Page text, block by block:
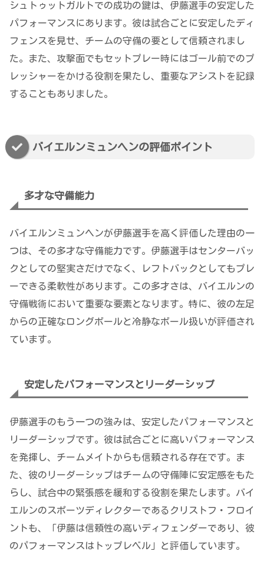
シュトゥットガルトでの成功の鍵は、伊藤選手の安定した
パフォーマンスにあります。彼は試合ごとに安定したディ
フェンスを見せ、チームの守備の要として信頼されまし
た。また、攻撃面でもセットプレー時にはゴール前でのプ
レッシャーをかける役割を果たし、重要なアシストを記録
することもありました。
バイエルンミュンヘンの評価ポイント
多才な守備能力
バイエルンミュンヘンが伊藤選手を高く評価した理由の一
つは、その多才な守備能力です。伊藤選手はセンターバッ
クとしての堅実さだけでなく、レフトバックとしてもプレ
ーできる柔軟性があります。この多才さは、バイエルンの
守備戦術において重要な要素となります。特に、彼の左足
からの正確なロングボールと冷静なボール扱いが評価され
ています。
安定したパフォーマンスとリーダーシップ
伊藤選手のもう一つの強みは、安定したパフォーマンスと
リーダーシップです。彼は試合ごとに高いパフォーマンス
を発揮し、チームメイトからも信頼される存在です。ま
た、彼のリーダーシップはチームの守備陣に安定感をもた
らし、試合中の緊張感を緩和する役割を果たします。バイ
エルンのスポーツディレクターであるクリストフ・フロイ
ントも、「伊藤は信頼性の高いディフェンダーであり、彼
のパフォーマンスはトップレベル」と評価しています。